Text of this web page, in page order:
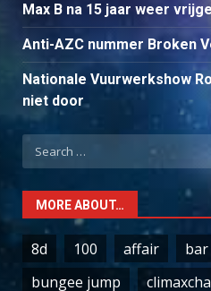
Max B na 15 jaar weer
Anti-AZC nummer Broken
Nationale Vuurwerkshow
niet door
Search
for:
MORE ABOUT…
8d 100 affair bar
bungee jump